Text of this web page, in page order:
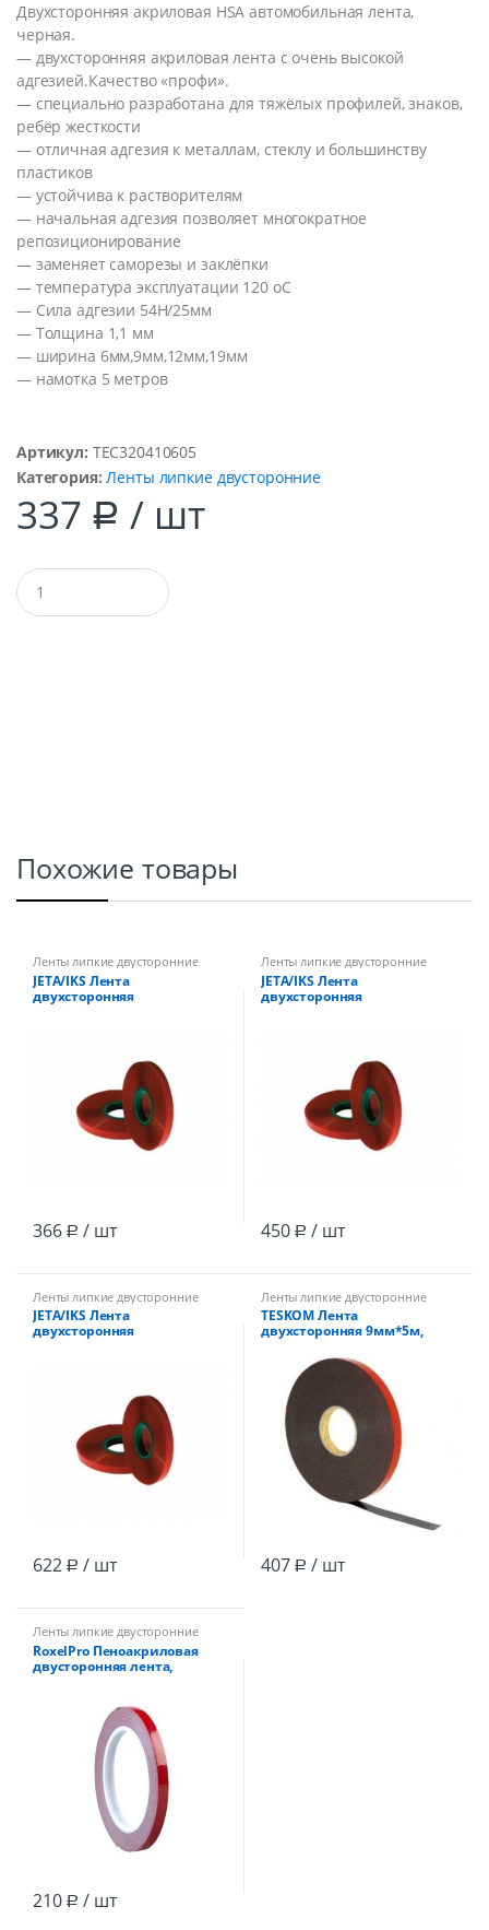
Двухсторонняя акриловая HSA автомобильная лента,
черная.
— двухсторонняя акриловая лента с очень высокой
адгезией.Качество «профи».
— специально разработана для тяжёлых профилей, знаков,
ребёр жесткости
— отличная адгезия к металлам, стеклу и большинству
пластиков
— устойчива к растворителям
— начальная адгезия позволяет многократное
репозиционирование
— заменяет саморезы и заклёпки
— температура эксплуатации 120 оС
— Сила адгезии 54H/25мм
— Толщина 1,1 мм
— ширина 6мм,9мм,12мм,19мм
— намотка 5 метров
Артикул: TEC320410605
Категория:Ленты липкие двусторонние
337 Р / шт
Q
u
a
Похожие товары
Ленты липкие двусторонние
JETA/IKS Лента
двухсторонняя
366 Р / шт
Ленты липкие двусторонние
JETA/IKS Лента
двухсторонняя
450 Р / шт
Ленты липкие двусторонние
JETA/IKS Лента
двухсторонняя
622 Р / шт
Ленты липкие двусторонние
TESKOM Лента
двухсторонняя 9мм*5м,
407 Р / шт
Ленты липкие двусторонние
RoxelPro Пеноакриловая
двусторонняя лента,
210 Р / шт